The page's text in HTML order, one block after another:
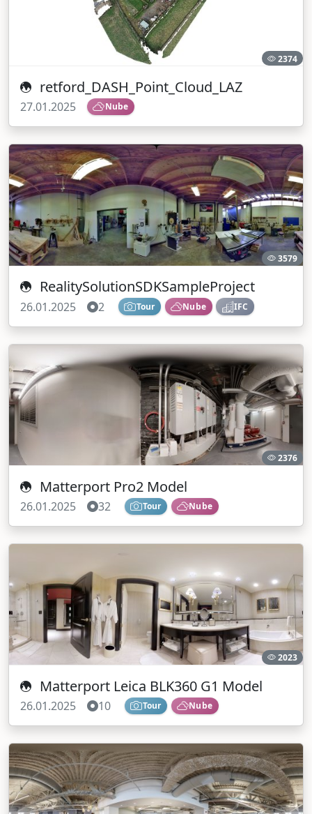
2374
retford_DASH_Point_Cloud_LAZ
27.01.2025 Nube
3579
RealitySolutionSDKSampleProject
26.01.2025 2 Tour Nube IFC
2376
Matterport Pro2 Model
26.01.2025 32 Tour Nube
2023
Matterport Leica BLK360 G1 Model
26.01.2025 10 Tour Nube